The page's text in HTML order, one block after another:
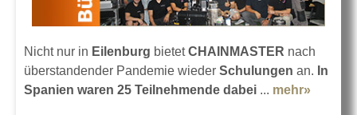
Nicht nur in Eilenburg bietetCHAINMASTER nach
überstandender Pandemie wieder Schulungen an. In
Spanien waren 25 Teilnehmende dabei ... mehr»